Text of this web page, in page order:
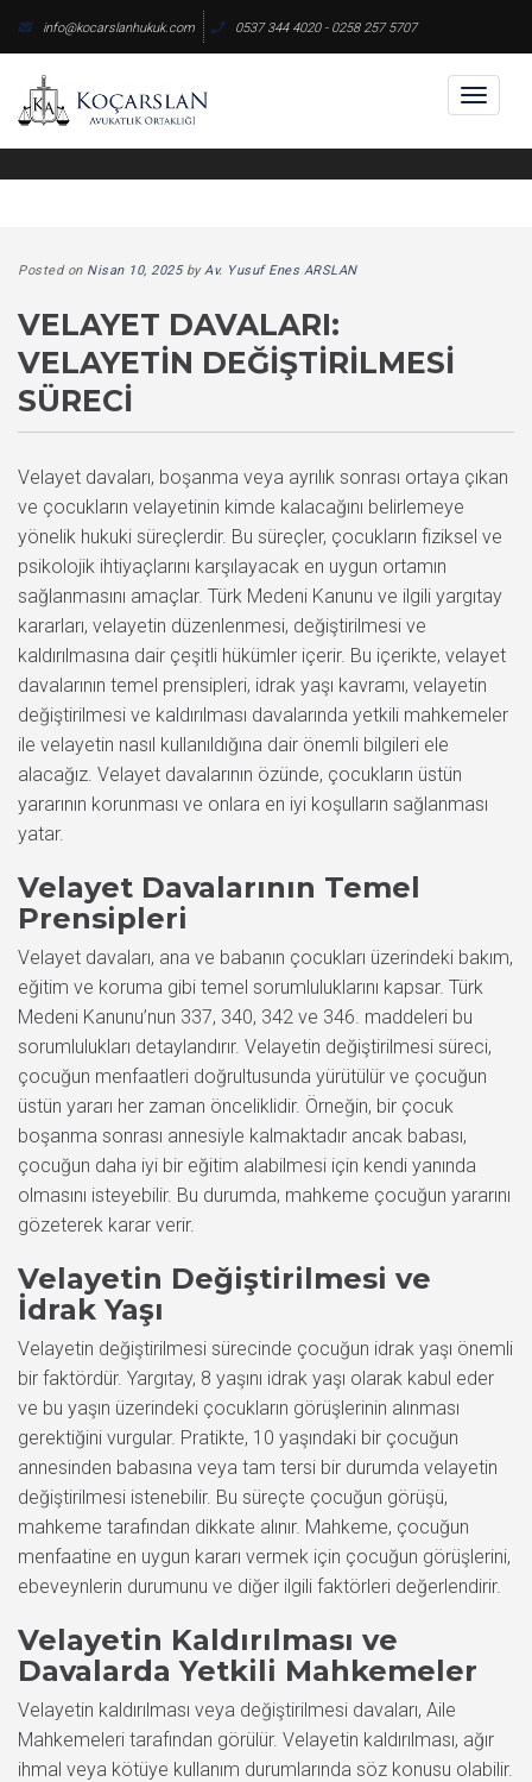
content
info@kocarslanhukuk.com 0537 344 4020 - 0258 257 5707
Posted on Nisan 10, 2025byAv. Yusuf Enes ARSLAN
VELAYET DAVALARI:
VELAYETIN DEĞIŞTIRILMESI
SÜRECI
Velayet davaları, boşanma veya ayrılık sonrası ortaya çıkan
ve çocukların velayetinin kimde kalacağını belirlemeye
yönelik hukuki süreçlerdir. Bu süreçler, çocukların fiziksel ve
psikolojik ihtiyaçlarını karşılayacak en uygun ortamın
sağlanmasını amaçlar. Türk Medeni Kanunu ve ilgili yargıtay
kararları, velayetin düzenlenmesi, değiştirilmesi ve
kaldırılmasına dair çeşitli hükümler içerir. Bu içerikte, velayet
davalarının temel prensipleri, idrak yaşı kavramı, velayetin
değiştirilmesi ve kaldırılması davalarında yetkili mahkemeler
ile velayetin nasıl kullanıldığına dair önemli bilgileri ele
alacağız. Velayet davalarının özünde, çocukların üstün
yararının korunması ve onlara en iyi koşulların sağlanması
yatar.
Velayet Davalarının Temel
Prensipleri
Velayet davaları, ana ve babanın çocukları üzerindeki bakım,
eğitim ve koruma gibi temel sorumluluklarını kapsar. Türk
Medeni Kanunu’nun 337, 340, 342 ve 346. maddeleri bu
sorumlulukları detaylandırır. Velayetin değiştirilmesi süreci,
çocuğun menfaatleri doğrultusunda yürütülür ve çocuğun
üstün yararı her zaman önceliklidir. Örneğin, bir çocuk
boşanma sonrası annesiyle kalmaktadır ancak babası,
çocuğun daha iyi bir eğitim alabilmesi için kendi yanında
olmasını isteyebilir. Bu durumda, mahkeme çocuğun yararını
gözeterek karar verir.
Velayetin Değiştirilmesi ve
İdrak Yaşı
Velayetin değiştirilmesi sürecinde çocuğun idrak yaşı önemli
bir faktördür. Yargıtay, 8 yaşını idrak yaşı olarak kabul eder
ve bu yaşın üzerindeki çocukların görüşlerinin alınması
gerektiğini vurgular. Pratikte, 10 yaşındaki bir çocuğun
annesinden babasına veya tam tersi bir durumda velayetin
değiştirilmesi istenebilir. Bu süreçte çocuğun görüşü,
mahkeme tarafından dikkate alınır. Mahkeme, çocuğun
menfaatine en uygun kararı vermek için çocuğun görüşlerini,
ebeveynlerin durumunu ve diğer ilgili faktörleri değerlendirir.
Velayetin Kaldırılması ve
Davalarda Yetkili Mahkemeler
Velayetin kaldırılması veya değiştirilmesi davaları, Aile
Mahkemeleri tarafından görülür. Velayetin kaldırılması, ağır
ihmal veya kötüye kullanım durumlarında söz konusu olabilir.